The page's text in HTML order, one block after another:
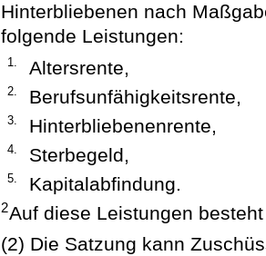
Hinterbliebenen nach
folgende Leistungen:
1. Altersrente,
2. Berufsunfähigkeitsrente,
3. Hinterbliebenenrente,
4. Sterbegeld,
5. Kapitalabfindung.
2Auf diese Leistungen
(2) Die Satzung kann